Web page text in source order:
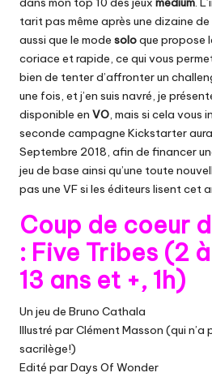
tarit pas même après une dizaine
aussi que le mode soloque propose
coriace et rapide, ce qui vous
bien de tenter d’affronter un
une fois, et j’en suis navré, je
disponible en VO, mais si cela vous
seconde campagne Kickstarter aura
Septembre 2018, afin de financer
jeu de base ainsi qu’une toute
pas une VF si les éditeurs lisent cet
Coup de coeur
: Five Tribes (2
13 ans et +, 1h)
Un jeu de Bruno Cathala
Illustré par Clément Masson (qui n’a
sacrilège!)
Edité par Days Of Wonder